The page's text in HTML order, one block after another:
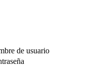
de usuario